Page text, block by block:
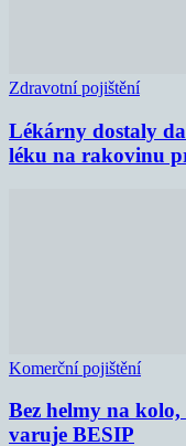
Zdravotní pojištění
Lékárny dostaly
léku na rakovinu
Komerční pojištění
Bez helmy na
varuje BESIP